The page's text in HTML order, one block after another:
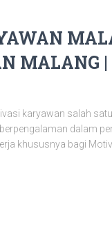
MALANG
karyawan salah
dalam
khususnya bagi